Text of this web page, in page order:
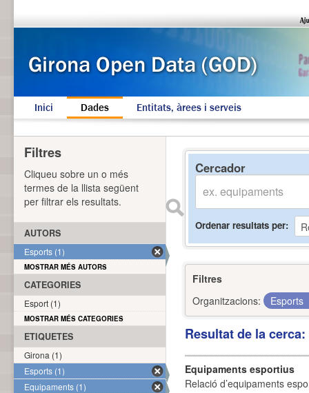
Inici Dades Entitats, àrees i serveis
Cercador
Ordenar resultats per
Filtres
Organitzacions:
Esports
Resultat de la
Equipaments esportius
Relació d’equipaments
Filtres
Cliqueu sobre un o més
termes de la llista següent
per filtrar els resultats.
AUTORS
Esports (1)
MOSTRAR MÉS AUTORS
CATEGORIES
Esport (1)
MOSTRAR MÉS CATEGORIES
ETIQUETES
Girona (1)
Esports (1)
Equipaments (1)